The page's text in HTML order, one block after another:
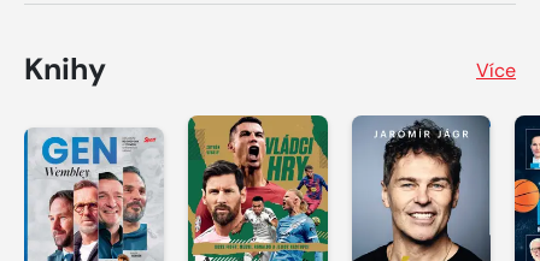
Knihy Více